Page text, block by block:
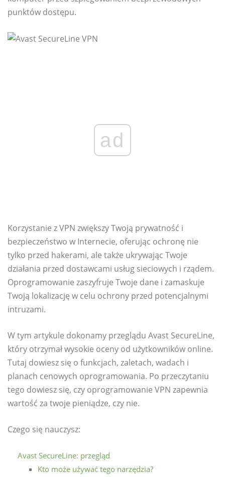
punktów dostępu.
ad
Korzystanie z VPN zwiększy Twoją prywatność i
bezpieczeństwo w Internecie, oferując ochronę nie
tylko przed hakerami, ale także ukrywając Twoje
działania przed dostawcami usług sieciowych i rządem.
Oprogramowanie zaszyfruje Twoje dane i zamaskuje
Twoją lokalizację w celu ochrony przed potencjalnymi
intruzami.
W tym artykule dokonamy przeglądu Avast SecureLine,
który otrzymał wysokie oceny od użytkowników online.
Tutaj dowiesz się o funkcjach, zaletach, wadach i
planach cenowych oprogramowania. Po przeczytaniu
tego dowiesz się, czy oprogramowanie VPN zapewnia
wartość za twoje pieniądze, czy nie.
Czego się nauczysz:
Avast SecureLine: przegląd
Kto może używać tego narzędzia?